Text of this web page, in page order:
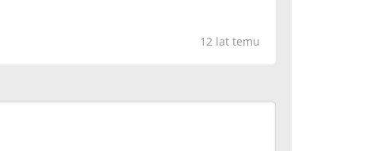
12 lat temu